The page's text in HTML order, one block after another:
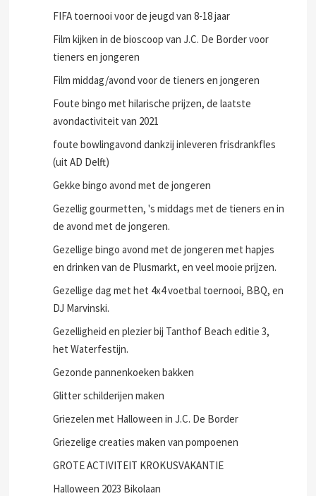
FIFA toernooi voor de jeugd van 8-18 jaar
Film kijken in de bioscoop van J.C. De Border voor
tieners en jongeren
Film middag/avond voor de tieners en jongeren
Foute bingo met hilarische prijzen, de laatste
avondactiviteit van 2021
foute bowlingavond dankzij inleveren frisdrankfles
(uit AD Delft)
Gekke bingo avond met de jongeren
Gezellig gourmetten, 's middags met de tieners en in
de avond met de jongeren.
Gezellige bingo avond met de jongeren met hapjes
en drinken van de Plusmarkt, en veel mooie prijzen.
Gezellige dag met het 4x4 voetbal toernooi, BBQ, en
DJ Marvinski.
Gezelligheid en plezier bij Tanthof Beach editie 3,
het Waterfestijn.
Gezonde pannenkoeken bakken
Glitter schilderijen maken
Griezelen met Halloween in J.C. De Border
Griezelige creaties maken van pompoenen
GROTE ACTIVITEIT KROKUSVAKANTIE
Halloween 2023 Bikolaan